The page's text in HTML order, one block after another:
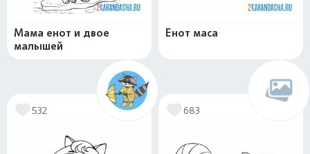
Мама енот и двое
малышей
Енот маса
532 683